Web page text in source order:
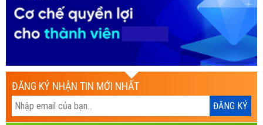
ĐĂNG KÝ NHẬN TIN MỚI NHẤT